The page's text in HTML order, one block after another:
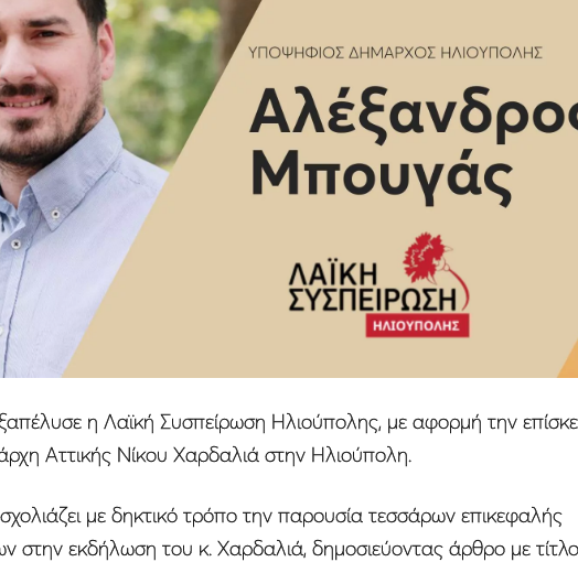
η Λαϊκή Συσπείρωση Ηλιούπολης, με αφορμή την
Αττικής Νίκου Χαρδαλιά στην Ηλιούπολη.
με δηκτικό τρόπο την παρουσία τεσσάρων επικεφαλής
στην εκδήλωση του κ. Χαρδαλιά, δημοσιεύοντας άρθρο με